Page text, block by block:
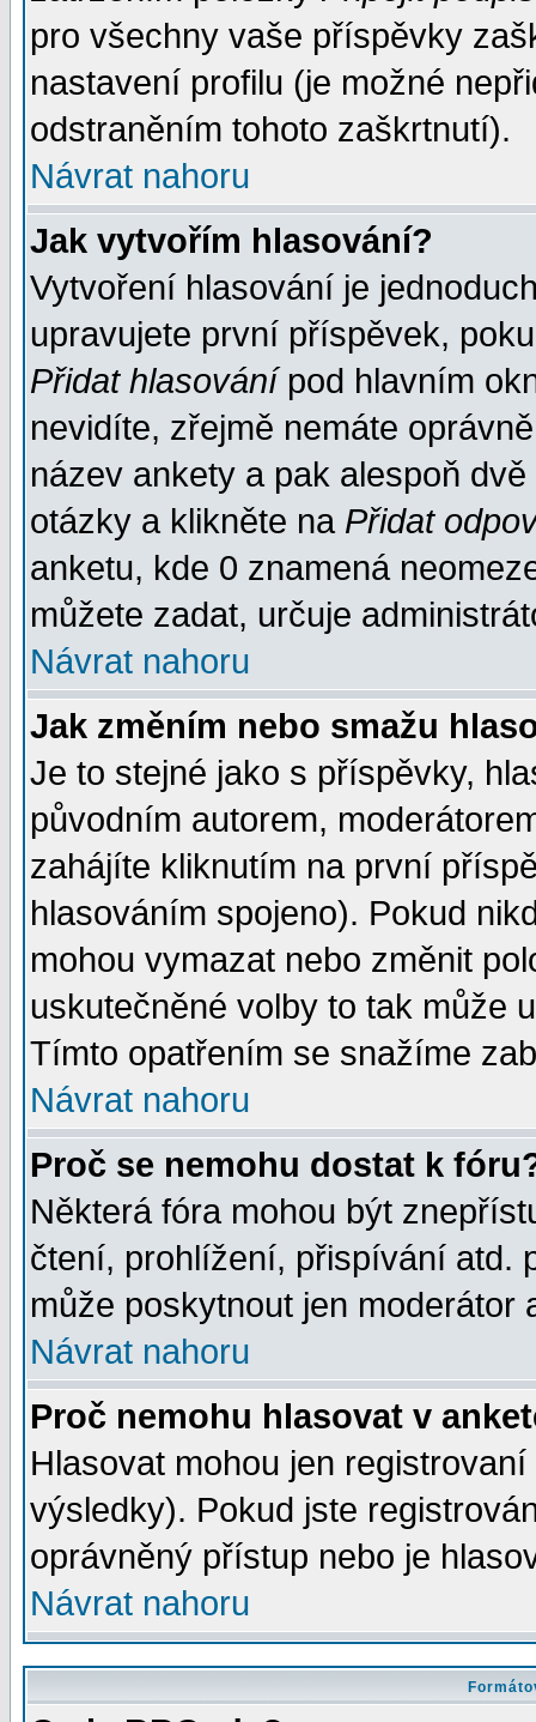
pro všechny vaše příspěvky
nastavení profilu (je možné
odstraněním tohoto zaškrtnutí).
Návrat nahoru
Jak vytvořím hlasování?
Vytvoření hlasování je
upravujete první příspěvek,
Přidat hlasovánípod hlavním
nevidíte, zřejmě nemáte
název ankety a pak alespoň
otázky a klikněte na Přidat
anketu, kde 0 znamená
můžete zadat, určuje
Návrat nahoru
Jak změním nebo smažu
Je to stejné jako s příspěvky,
původním autorem,
zahájíte kliknutím na první
hlasováním spojeno). Pokud
mohou vymazat nebo změnit
uskutečněné volby to tak může
Tímto opatřením se snažíme
Návrat nahoru
Proč se nemohu dostat k
Některá fóra mohou být
čtení, prohlížení, přispívání atd.
může poskytnout jen moderátor
Návrat nahoru
Proč nemohu hlasovat v
Hlasovat mohou jen
výsledky). Pokud jste
oprávněný přístup nebo je
Návrat nahoru